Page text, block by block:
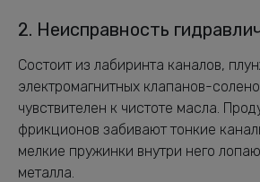
2. Неисправность
Состоит из лабиринта каналов,
электромагнитных клапанов-
чувствителен к чистоте масла.
фрикционов забивают тонкие
мелкие пружинки внутри него
металла.